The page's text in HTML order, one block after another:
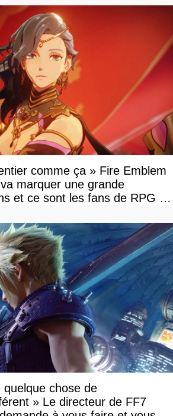
comme ça » Fire Emblem
marquer une grande
et ce sont les fans de RPG en
chose de
» Le directeur de FF7